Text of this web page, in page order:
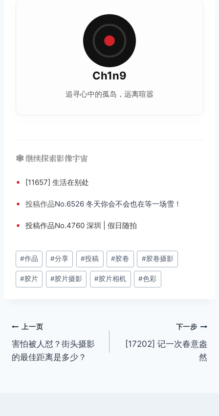
Ch1n9
追寻心中的孤岛，远离喧嚣
🕸️ 继续探索影像宇宙
• [11657] 生活在别处
• 投稿作品No.6526 冬天你会不会也在等一场雪！
• 投稿作品No.4760 深圳 | 假日随拍
文
章
标
#作品 #分享 #投稿 #胶卷 #胶卷摄影
#胶片 #胶片摄影 #胶片相机 #色彩
文
章
上一页
害怕被人怼？街头摄影
的最佳距离是多少？
下一步
[17202] 记一次春意盎
然